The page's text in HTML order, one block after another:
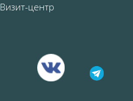
Визит-центр